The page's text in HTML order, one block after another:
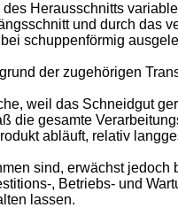
Herausschnitts
und durch das
schuppenförmig
der zugehörigen
weil das Schneidgut
die gesamte
abläuft, relativ
sind, erwächst
, Betriebs- und
lassen.